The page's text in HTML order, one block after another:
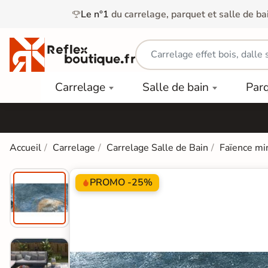
Le n°1 du carrelage, parquet et salle de
Carrelage
Carrelage
Extérieur
Dalle
Terrasse
Sur Plot
Carrelage
Salle de
Bain
Colle &
Finition
Salle de bain
Douche
Baignoires
et Balnéos
WC
Carrelage
Salle de
Bain
Contrecollé
PAR
COULEUR
Stratifié
Bois
clair
TYPE
PVC
Dalles
PVC
Lames
Accueil Carrelage Carrelage Salle de Bain Faïence
PROMO -25%